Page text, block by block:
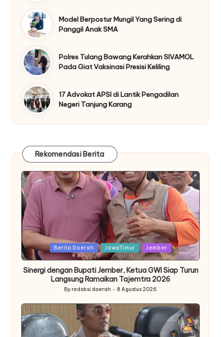
Model Berpostur Mungil Yang Sering di
Panggil Anak SMA
Polres Tulang Bawang Kerahkan SIVAMOL
Pada Giat Vaksinasi Presisi Keliling
17 Advokat APSI di Lantik Pengadilan
Negeri Tanjung Karang
Rekomendasi Berita
Posted
Berita Daerah JawaTimur Jember
Sinergi dengan Bupati Jember, Ketua GWI Siap Turun
Langsung Ramaikan Tajemtra 2026
Posted
by
By redaksi daerah 8 Agustus 2026